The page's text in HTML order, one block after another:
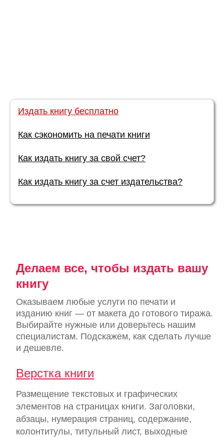
Издать книгу бесплатно
Как сэкономить на печати книги
Как издать книгу за свой счет?
Как издать книгу за счет издательства?
Делаем все, чтобы издать вашу
книгу
Оказываем любые услуги по печати и
изданию книг — от макета до готового тиража.
Выбирайте нужные или доверьтесь нашим
специалистам. Подскажем, как сделать лучше
и дешевле.
Верстка книги
Размещение текстовых и графических
элементов на страницах книги. Заголовки,
абзацы, нумерация страниц, содержание,
колонтитулы, титульный лист, выходные